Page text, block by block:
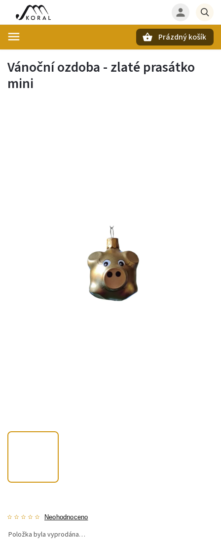
Prázdný košík
Vánoční ozdoba - zlaté prasátko
mini
Neohodnoceno
Položka byla vyprodána…